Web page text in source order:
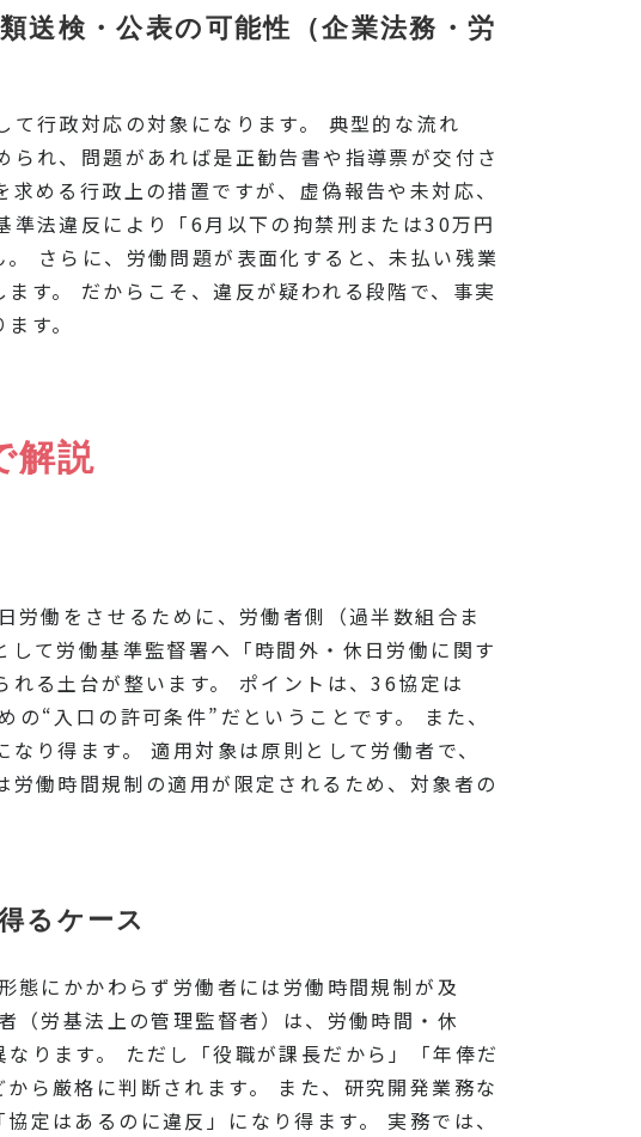
送検・公表の可能性（企業法務・労
行政対応の対象になります。 典型的な流れ
れ、問題があれば是正勧告書や指導票が交付さ
める行政上の措置ですが、虚偽報告や未対応、
法違反により「6月以下の拘禁刑または30万円
さらに、労働問題が表面化すると、未払い残業
す。 だからこそ、違反が疑われる段階で、事実
す。
解説
働をさせるために、労働者側（過半数組合ま
て労働基準監督署へ「時間外・休日労働に関す
る土台が整います。 ポイントは、36協定は
“入口の許可条件”だということです。 また、
り得ます。 適用対象は原則として労働者で、
働時間規制の適用が限定されるため、対象者の
るケース
態にかかわらず労働者には労働時間規制が及
（労基法上の管理監督者）は、労働時間・休
ります。 ただし「役職が課長だから」「年俸だ
ら厳格に判断されます。 また、研究開発業務な
定はあるのに違反」になり得ます。 実務では、